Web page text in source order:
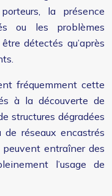
la présence
ou les problèmes
détectés qu’après
fréquemment cette
à la découverte de
structures dégradées
réseaux encastrés
entraîner des
l’usage de